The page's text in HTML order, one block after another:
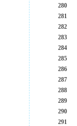
280
281
282
283
284
285
286
287
288
289
290
291